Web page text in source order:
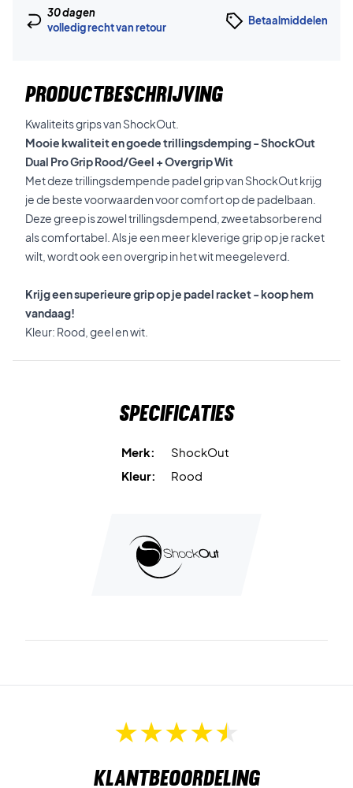
30 dagen
volledig recht van retour
Betaalmiddelen
PRODUCTBESCHRIJVING
Kwaliteits grips van ShockOut.
Mooie kwaliteit en goede trillingsdemping - ShockOut
Dual Pro Grip Rood/Geel + Overgrip Wit
Met deze trillingsdempende padel grip van ShockOut krijg
je de beste voorwaarden voor comfort op de padelbaan.
Deze greep is zowel trillingsdempend, zweetabsorberend
als comfortabel. Als je een meer kleverige grip op je racket
wilt, wordt ook een overgrip in het wit meegeleverd.
Krijg een superieure grip op je padel racket - koop hem
vandaag!
Kleur: Rood, geel en wit.
Specificaties
Merk:
ShockOut
Kleur:
Rood
Klantbeoordeling